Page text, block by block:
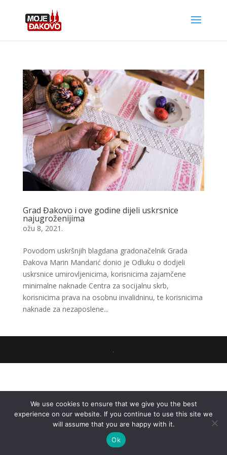
Grad Đakovo i ove godine dijeli uskrsnice
najugroženijima
ožu 8, 2021.
Povodom uskršnjih blagdana gradonačelnik Grada
Đakova Marin Mandarić donio je Odluku o dodjeli
uskrsnice umirovljenicima, korisnicima zajamčene
minimalne naknade Centra za socijalnu skrb,
korisnicima prava na osobnu invalidninu, te korisnicima
naknade za nezaposlene...
.
We use cookies to ensure that we give you the best
experience on our website. If you continue to use this site we
will assume that you are happy with it.
Ok